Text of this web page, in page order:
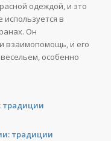
одеждой, и это
в
Он
взаимопомощь, и его
особенно
традиции
традиции